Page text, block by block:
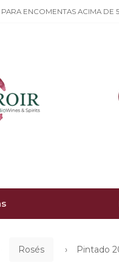
PARA ENCOMENTAS ACIMA DE
Rosés Pintado